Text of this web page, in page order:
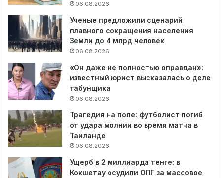
06.08.2026
Ученые предложили сценарий
плавного сокращения населения
Земли до 4 млрд человек
06.08.2026
«Он даже не полностью оправдан»:
известный юрист высказалась о деле
табунщика
06.08.2026
Трагедия на поле: футболист погиб
от удара молнии во время матча в
Таиланде
06.08.2026
Ущерб в 2 миллиарда тенге: в
Кокшетау осудили ОПГ за массовое